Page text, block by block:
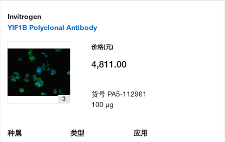
Invitrogen
YIF1B Polyclonal Antibody
3
种属
类型
应用
价格(元)
4,811.00
货号 PA5-112961
100 µg